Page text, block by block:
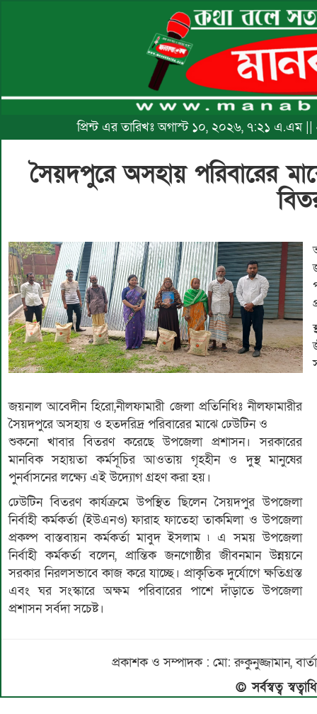
প্রিন্ট এর তারিখঃ অগাস্ট ১০, ২০২৬, ৭:২১ এ.এম
সৈয়দপুরে অসহায় পরিবারের
জয়নাল আবেদীন হিরো,নীলফামারী জেলা প্রতিনিধিঃ নীলফামারীর
সৈয়দপুরে অসহায় ও হতদরিদ্র পরিবারের মাঝে ঢেউটিন ও
শুকনো খাবার বিতরণ করেছে উপজেলা প্রশাসন। সরকারের
মানবিক সহায়তা কর্মসূচির আওতায় গৃহহীন ও দুস্থ মানুষের
পুনর্বাসনের লক্ষ্যে এই উদ্যোগ গ্রহণ করা হয়।
ঢেউটিন বিতরণ কার্যক্রমে উপস্থিত ছিলেন সৈয়দপুর উপজেলা
নির্বাহী কর্মকর্তা (ইউএনও) ফারাহ ফাতেহা তাকমিলা ও উপজেলা
প্রকল্প বাস্তবায়ন কর্মকর্তা মাবুদ ইসলাম ৷ এ সময় উপজেলা
নির্বাহী কর্মকর্তা বলেন, প্রান্তিক জনগোষ্ঠীর জীবনমান উন্নয়নে
সরকার নিরলসভাবে কাজ করে যাচ্ছে। প্রাকৃতিক দুর্যোগে ক্ষতিগ্রস্ত
এবং ঘর সংস্কারে অক্ষম পরিবারের পাশে দাঁড়াতে উপজেলা
প্রশাসন সর্বদা সচেষ্ট।
প্রকাশক ও সম্পাদক : মো: রুকুনুজ্জামান,
© সর্বস্বত্ব